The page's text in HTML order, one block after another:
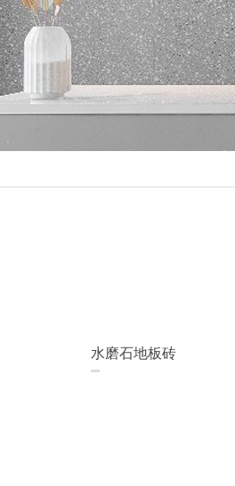
水磨石地板砖